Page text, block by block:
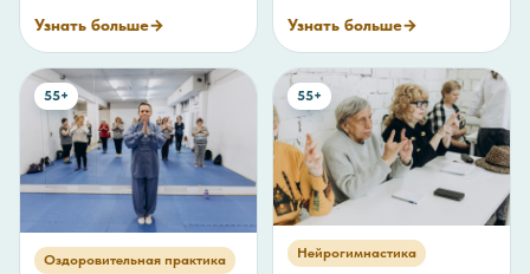
Узнать больше→ Узнать больше→
55+
Оздоровительная практика
55+
Нейрогимнастика